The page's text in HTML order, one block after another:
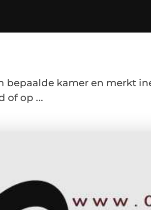
bepaalde kamer en merkt
of op ...